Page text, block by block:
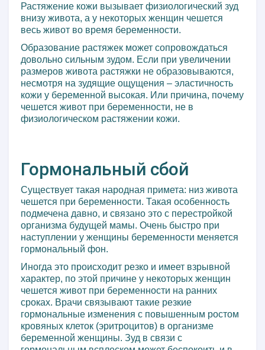
Растяжение кожи вызывает физиологический зуд
внизу живота, а у некоторых женщин чешется
весь живот во время беременности.
Образование растяжек может сопровождаться
довольно сильным зудом. Если при увеличении
размеров живота растяжки не образовываются,
несмотря на зудящие ощущения – эластичность
кожи у беременной высокая. Или причина, почему
чешется живот при беременности, не в
физиологическом растяжении кожи.
Гормональный сбой
Существует такая народная примета: низ живота
чешется при беременности. Такая особенность
подмечена давно, и связано это с перестройкой
организма будущей мамы. Очень быстро при
наступлении у женщины беременности меняется
гормональный фон.
Иногда это происходит резко и имеет взрывной
характер, по этой причине у некоторых женщин
чешется живот при беременности на ранних
сроках. Врачи связывают такие резкие
гормональные изменения с повышенным ростом
кровяных клеток (эритроцитов) в организме
беременной женщины. Зуд в связи с